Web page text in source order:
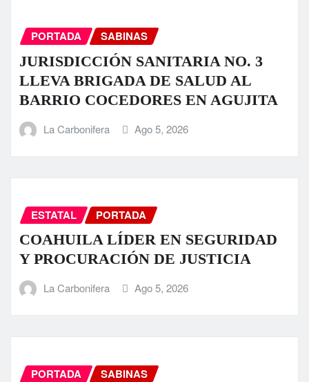
PORTADA SABINAS
JURISDICCIÓN SANITARIA NO. 3
LLEVA BRIGADA DE SALUD AL
BARRIO COCEDORES EN AGUJITA
La Carbonifera Ago 5, 2026
ESTATAL PORTADA
COAHUILA LÍDER EN SEGURIDAD
Y PROCURACIÓN DE JUSTICIA
La Carbonifera Ago 5, 2026
PORTADA SABINAS